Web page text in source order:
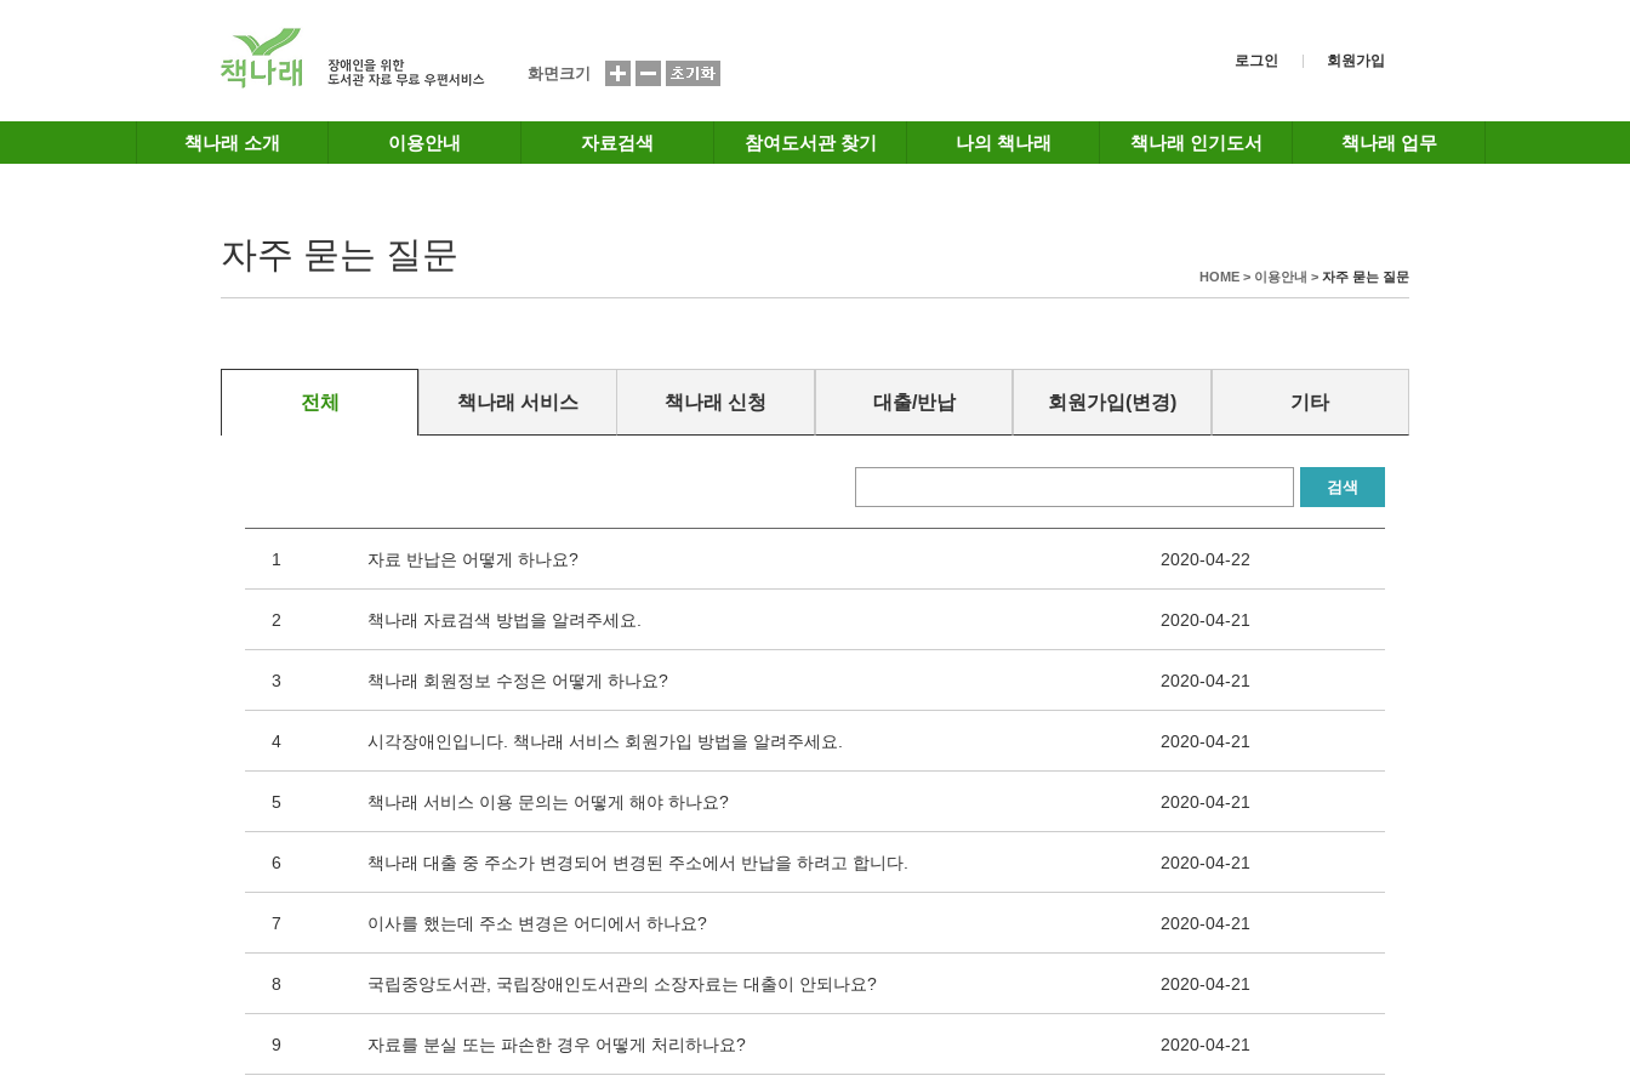
화면크기
로그인 회원가입
책나래 소개 이용안내 자료검색 참여도서관 찾기 나의 책나래 책나래 인기도서 책나래 업무
자주 묻는 질문
HOME > 이용안내 > 자주 묻는 질문
전체 책나래 서비스 책나래 신청 대출/반납 회원가입(변경) 기타
검색
1 자료 반납은 어떻게 하나요? 2020-04-22
2 책나래 자료검색 방법을 알려주세요. 2020-04-21
3 책나래 회원정보 수정은 어떻게 하나요? 2020-04-21
4 시각장애인입니다. 책나래 서비스 회원가입 방법을 알려주세요. 2020-04-21
5 책나래 서비스 이용 문의는 어떻게 해야 하나요? 2020-04-21
6 책나래 대출 중 주소가 변경되어 변경된 주소에서 반납을 하려고 합니다. 2020-04-21
7 이사를 했는데 주소 변경은 어디에서 하나요? 2020-04-21
8 국립중앙도서관, 국립장애인도서관의 소장자료는 대출이 안되나요? 2020-04-21
9 자료를 분실 또는 파손한 경우 어떻게 처리하나요? 2020-04-21